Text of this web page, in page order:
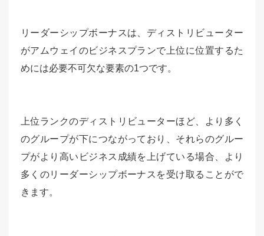
リーダーシップボーナスは、ディストリビューター
がアムウェイのビジネスプランで上位に位置するた
めには必要不可欠な要素の1つです。
上位ランクのディストリビューターほど、より多く
のグループが下につながっており、それらのグルー
プがより高いビジネス成績を上げている場合、より
多くのリーダーシップボーナスを受け取ることがで
きます。